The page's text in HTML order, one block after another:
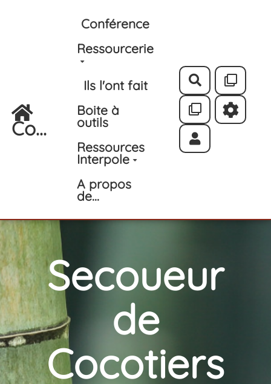
Aller au contenu principal
Co...
Conférence
Ressourcerie
Ils l'ont fait
Boite à
outils
Ressources
Interpole
A propos
de...
Rechercher
Secoueur
de
Cocotiers